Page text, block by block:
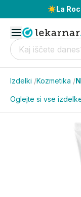
☀️La
Izdelki /Kozmetika /
Oglejte si vse